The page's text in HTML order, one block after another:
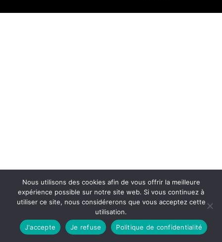
Nous utilisons des cookies afin de vous offrir la meilleure
expérience possible sur notre site web. Si vous continuez à
utiliser ce site, nous considérerons que vous acceptez cette
utilisation.
J'accepte
Je refuse Politique de confidentialité